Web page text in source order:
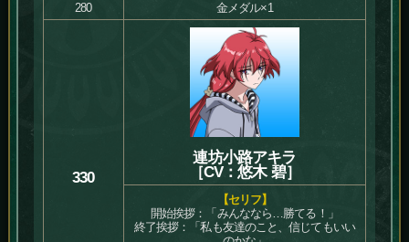
280 金メダル×1
330
連坊小路アキラ
［CV：悠木 碧］
【セリフ】
開始挨拶：「みんななら…勝てる！」
終了挨拶：「私も友達のこと、信じてもいい